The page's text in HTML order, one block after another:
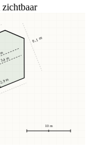
10 m
2,9 m
3,4 m
m
9,1 m